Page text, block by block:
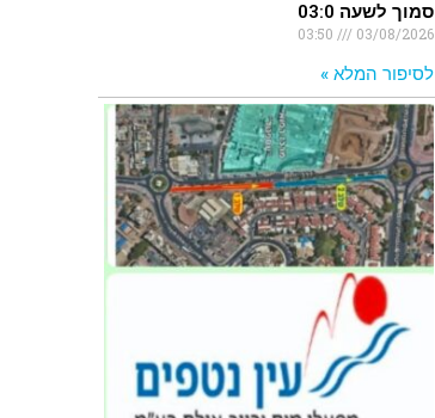
סמוך לשעה 03:0
03/08/2026
לסיפור המלא »